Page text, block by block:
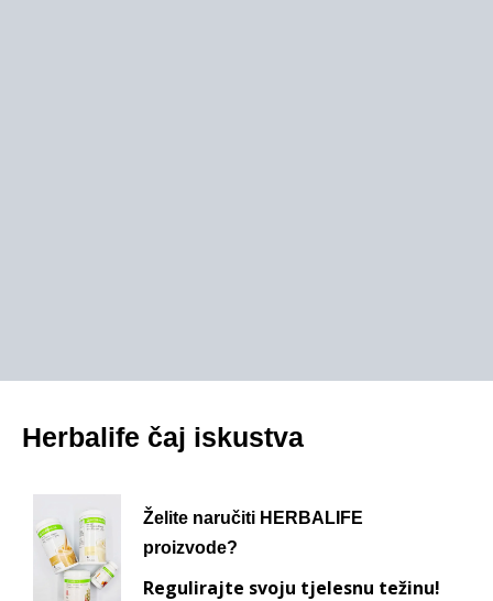
Herbalife čaj iskustva
Želite naručiti HERBALIFE
proizvode?
Regulirajte svoju tjelesnu težinu!